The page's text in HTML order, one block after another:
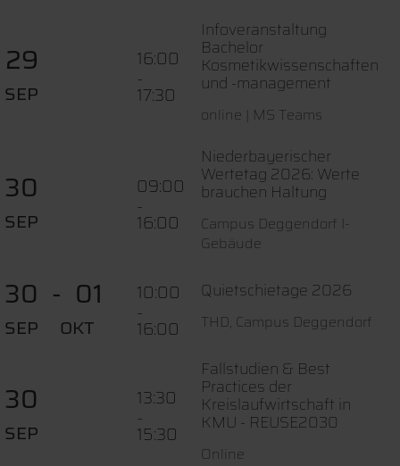
29
SEP
16:00
-
17:30
Infoveranstaltung
Bachelor
Kosmetikwissenschaften
und -management
online | MS Teams
30
SEP
09:00
-
16:00
Niederbayerischer
Wertetag 2026: Werte
brauchen Haltung
Campus Deggendorf I-
Gebäude
30
SEP
01
OKT
10:00
-
16:00
Quietschietage 2026
THD, Campus Deggendorf
30
SEP
13:30
-
15:30
Fallstudien & Best
Practices der
Kreislaufwirtschaft in
KMU - REUSE2030
Online